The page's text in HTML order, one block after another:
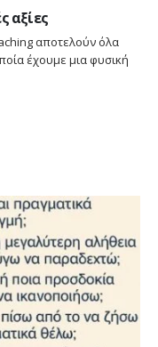
αξίες
αποτελούν όλα
έχουμε μια φυσική